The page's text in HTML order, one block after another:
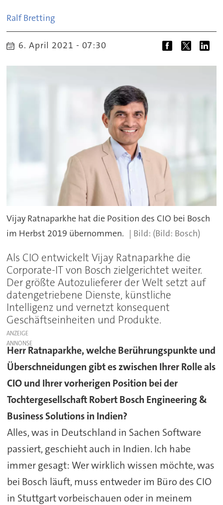
RalfBretting
6. April 2021 - 07:30
Vijay Ratnaparkhe hat die Position des CIO bei Bosch
im Herbst 2019 übernommen.
(Bild: Bosch)
Als CIO entwickelt Vijay Ratnaparkhe die
Corporate-IT von Bosch zielgerichtet weiter.
Der größte Autozulieferer der Welt setzt auf
datengetriebene Dienste, künstliche
Intelligenz und vernetzt konsequent
Geschäftseinheiten und Produkte.
ANZEIGE
Herr Ratnaparkhe, welche Berührungspunkte und
Überschneidungen gibt es zwischen Ihrer Rolle als
CIO und Ihrer vorherigen Position bei der
Tochtergesellschaft Robert Bosch Engineering &
Business Solutions in Indien?
Alles, was in Deutschland in Sachen Software
passiert, geschieht auch in Indien. Ich habe
immer gesagt: Wer wirklich wissen möchte, was
bei Bosch läuft, muss entweder im Büro des CIO
in Stuttgart vorbeischauen oder in meinem